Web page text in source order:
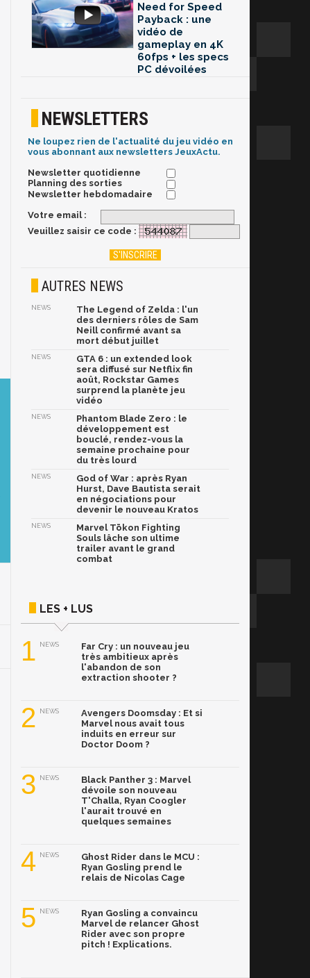
Need for Speed
Payback : une
vidéo de
gameplay en 4K
60fps + les specs
PC dévoilées
NEWSLETTERS
Ne loupez rien de l'actualité du jeu vidéo en
vous abonnant aux newsletters JeuxActu.
Newsletter quotidienne
Planning des sorties
Newsletter hebdomadaire
Votre email :
Veuillez saisir ce code :
AUTRES NEWS
NEWS
The Legend of Zelda : l'un
des derniers rôles de Sam
Neill confirmé avant sa
mort début juillet
NEWS
GTA 6 : un extended look
sera diffusé sur Netflix fin
août, Rockstar Games
surprend la planète jeu
vidéo
NEWS
Phantom Blade Zero : le
développement est
bouclé, rendez-vous la
semaine prochaine pour
du très lourd
NEWS
God of War : après Ryan
Hurst, Dave Bautista serait
en négociations pour
devenir le nouveau Kratos
NEWS
Marvel Tōkon Fighting
Souls lâche son ultime
trailer avant le grand
combat
LES + LUS
1 NEWS
Far Cry : un nouveau jeu
très ambitieux après
l'abandon de son
extraction shooter ?
2 NEWS
Avengers Doomsday : Et si
Marvel nous avait tous
induits en erreur sur
Doctor Doom ?
3 NEWS
Black Panther 3 : Marvel
dévoile son nouveau
T'Challa, Ryan Coogler
l'aurait trouvé en
quelques semaines
4 NEWS
Ghost Rider dans le MCU :
Ryan Gosling prend le
relais de Nicolas Cage
5 NEWS
Ryan Gosling a convaincu
Marvel de relancer Ghost
Rider avec son propre
pitch ! Explications.